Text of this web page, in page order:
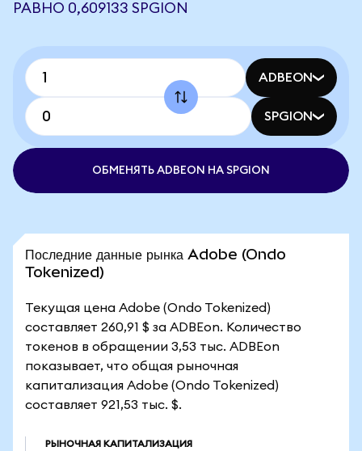
РАВНО 0,609133 SPGION
ADBEON
SPGION
ОБМЕНЯТЬ ADBEON НА SPGION
Последние данные рынка Adobe (Ondo
Tokenized)
Текущая цена Adobe (Ondo Tokenized)
составляет 260,91 $ за ADBEon. Количество
токенов в обращении 3,53 тыс. ADBEon
показывает, что общая рыночная
капитализация Adobe (Ondo Tokenized)
составляет 921,53 тыс. $.
РЫНОЧНАЯ КАПИТАЛИЗАЦИЯ